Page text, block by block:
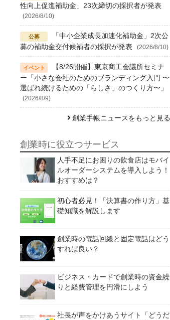
性向上促進補助金」23次締切の採択者が発表
(2026/8/10)
「中小企業成長加速化補助金」2次公
募の補助金交付候補者の採択が発表
(2026/8/10)
【8/26開催】東京商工会議所セミナ
ー「小さな会社のためのブランディング入門 〜
選ばれ続けるための「らしさ」のつくり方〜」
(2026/8/9)
創業手帳ニュースをもっと見る
創業時に役立つサービス
人手不足にお困りの飲食店はモバイ
ルオーダーシステムを導入しよう！
おすすめは？
初心者必見！「決算書の作り方」基
礎知識を解説します
創業時の電話回線と固定電話はどう
すれば良い？
ビジネス・カードで創業時の資金繰
りと経費管理を円滑にしよう
社長が声をかけあうサイト「どうだ